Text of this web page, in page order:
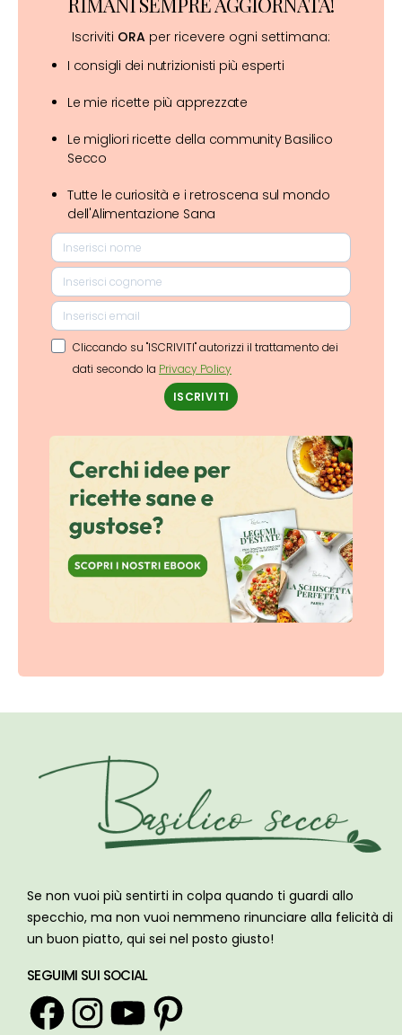
Iscriviti ORA per ricevere ogni settimana:
I consigli dei nutrizionisti più esperti
Le mie ricette più apprezzate
Le migliori ricette della community Basilico
Secco
Tutte le curiosità e i retroscena sul mondo
dell'Alimentazione Sana
Cliccando su "ISCRIVITI" autorizzi il trattamento dei
dati secondo la Privacy Policy
ISCRIVITI
Se non vuoi più sentirti in colpa quando ti guardi allo
specchio, ma non vuoi nemmeno rinunciare alla felicità di
un buon piatto, qui sei nel posto giusto!
SEGUIMI SUI SOCIAL
Facebook
Instagram
YouTube
Pinterest